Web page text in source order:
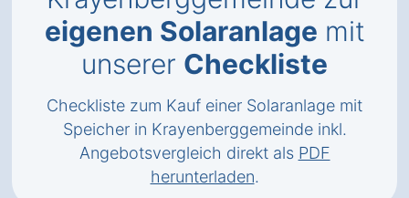
eigenen Solaranlage mit
unserer Checkliste
Checkliste zum Kauf einer Solaranlage mit
Speicher in Krayenberggemeinde inkl.
Angebotsvergleich direkt als PDF
herunterladen.